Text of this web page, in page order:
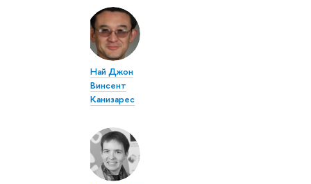
Най Джон
Винсент
Канизарес